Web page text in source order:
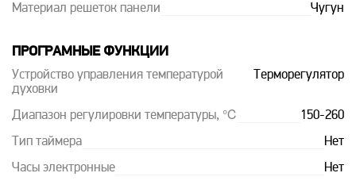
Материал решеток панели Чугун
ПРОГРАМНЫЕ ФУНКЦИИ
Устройство управления температурой
духовки
Терморегулятор
Диапазон регулировки температуры, ℃ 150-260
Тип таймера Нет
Часы электронные Нет